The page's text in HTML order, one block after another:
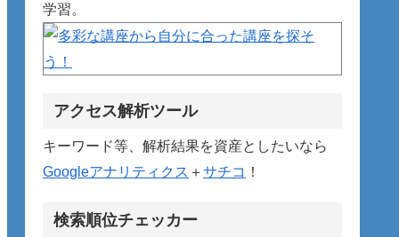
学習。
アクセス解析ツール
キーワード等、解析結果を資産としたいなら
Googleアナリティクス ＋サチコ ！
検索順位チェッカー